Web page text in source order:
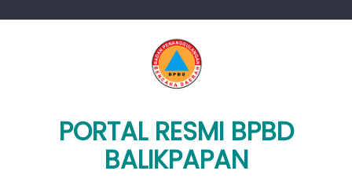
PORTAL RESMI BPBD
BALIKPAPAN